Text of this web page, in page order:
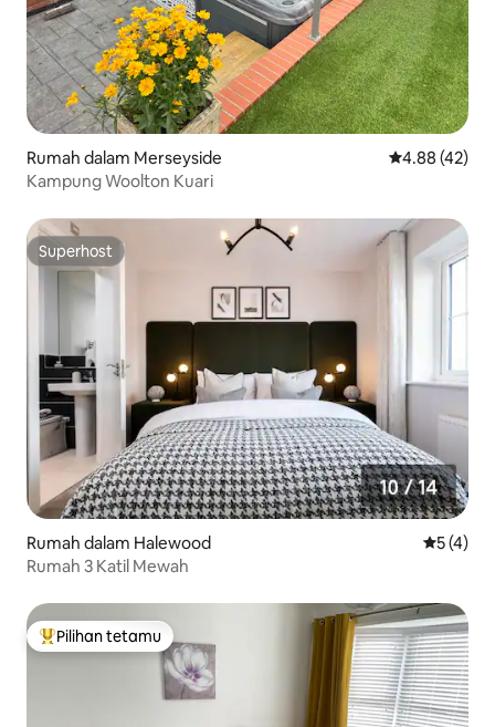
Rumah dalam Merseyside Penarafan
4.88 (42)
Kampung Woolton Kuari
Superhost
Superhost
Rumah dalam Halewood
5 (4)
Rumah 3 Katil Mewah
Pilihan utama tetamu
Pilihan tetamu